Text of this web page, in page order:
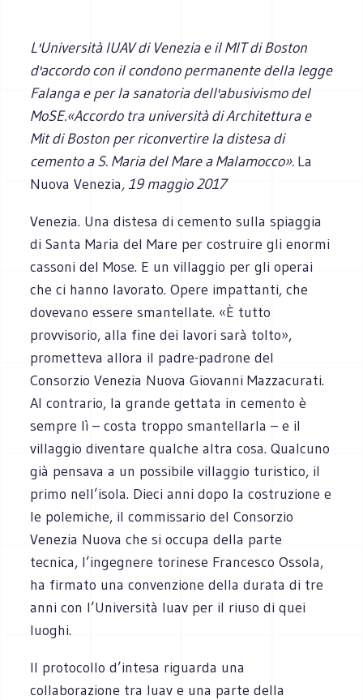
L'Università IUAV di Venezia e il MIT di Boston
d'accordo con il condono permanente della legge
Falanga e per la sanatoria dell'abusivismo del
MoSE.«Accordo tra università di Architettura e
Mit di Boston per riconvertire la distesa di
cemento a S. Maria del Mare a Malamocco». La
Nuova Venezia, 19 maggio 2017
Venezia. Una distesa di cemento sulla spiaggia
di Santa Maria del Mare per costruire gli enormi
cassoni del Mose. E un villaggio per gli operai
che ci hanno lavorato. Opere impattanti, che
dovevano essere smantellate. «È tutto
provvisorio, alla fine dei lavori sarà tolto»,
prometteva allora il padre-padrone del
Consorzio Venezia Nuova Giovanni Mazzacurati.
Al contrario, la grande gettata in cemento è
sempre lì – costa troppo smantellarla – e il
villaggio diventare qualche altra cosa. Qualcuno
già pensava a un possibile villaggio turistico, il
primo nell’isola. Dieci anni dopo la costruzione e
le polemiche, il commissario del Consorzio
Venezia Nuova che si occupa della parte
tecnica, l’ingegnere torinese Francesco Ossola,
ha firmato una convenzione della durata di tre
anni con l’Università Iuav per il riuso di quei
luoghi.
Il protocollo d’intesa riguarda una
collaborazione tra Iuav e una parte della